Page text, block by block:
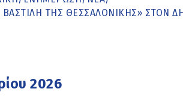
ΒΑΣΤΊΛΗ ΤΗΣ ΘΕΣΣΑΛΟΝΊΚΗΣ» ΣΤΟΝ
2026